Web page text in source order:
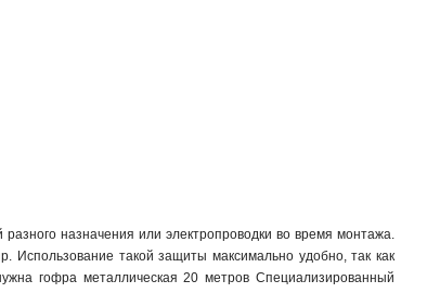
назначения или электропроводки во время монтажа.
Использование такой защиты максимально удобно, так как
гофра металлическая 20 метров Специализированный